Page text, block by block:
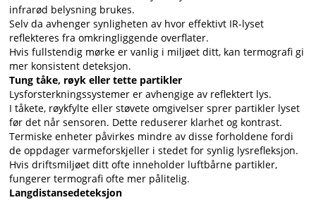
infrarød belysning brukes.
Selv da avhenger synligheten av hvor effektivt IR-lyset
reflekteres fra omkringliggende overflater.
Hvis fullstendig mørke er vanlig i miljøet ditt, kan termografi gi
mer konsistent deteksjon.
Tung tåke, røyk eller tette partikler
Lysforsterkningssystemer er avhengige av reflektert lys.
I tåkete, røykfylte eller støvete omgivelser sprer partikler lyset
før det når sensoren. Dette reduserer klarhet og kontrast.
Termiske enheter påvirkes mindre av disse forholdene fordi
de oppdager varmeforskjeller i stedet for synlig lysrefleksjon.
Hvis driftsmiljøet ditt ofte inneholder luftbårne partikler,
fungerer termografi ofte mer pålitelig.
Langdistansedeteksjon